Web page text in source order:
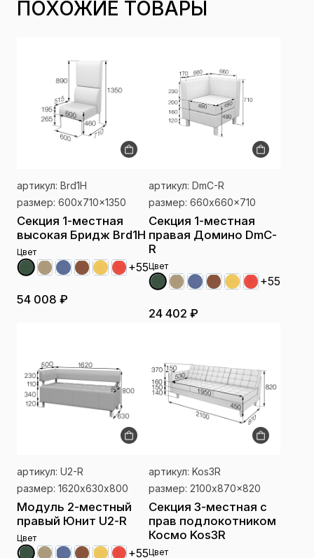
ПОХОЖИЕ ТОВАРЫ
артикул: Brd1H
размер: 600x710x1350
Секция 1-местная
высокая Бридж Brd1H
Цвет
+55
54 008 ₽
артикул: DmC-R
размер: 660x660x710
Секция 1-местная
правая Домино DmC-
R
Цвет
+55
24 402 ₽
артикул: U2-R
размер: 1620х630х800
Модуль 2-местный
правый Юнит U2-R
Цвет
+55
артикул: Kos3R
размер: 2100x870x820
Секция 3-местная с
прав подлокотником
Космо Kos3R
Цвет